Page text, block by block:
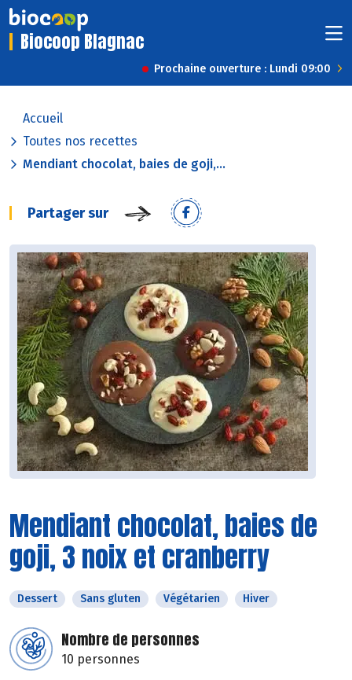
Biocoop Blagnac
Prochaine ouverture : Lundi 09:00
Accueil
Toutes nos recettes
Mendiant chocolat, baies de goji,...
Partager sur
Mendiant chocolat, baies de
goji, 3 noix et cranberry
Dessert Sans gluten Végétarien Hiver
Nombre de personnes
10 personnes